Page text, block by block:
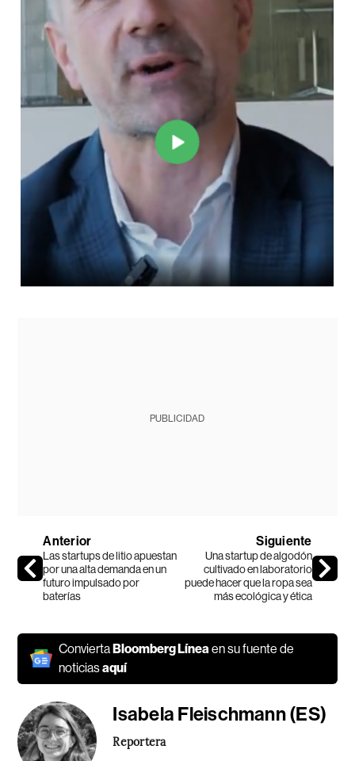
PUBLICIDAD
Anterior
Las startups de litio apuestan
por una alta demanda en un
futuro impulsado por
baterías
Siguiente
Una startup de algodón
cultivado en laboratorio
puede hacer que la ropa sea
más ecológica y ética
ConviertaBloomberg Líneaen su fuente de
noticiasaquí
Isabela Fleischmann (ES)
Reportera